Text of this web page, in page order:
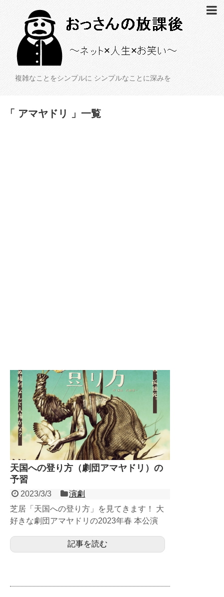
複雑なことをシンプルに シンプルなことに深みを
「 アマヤドリ 」一覧
天国への登り方（劇団アマヤドリ）の
予習
2023/3/3
演劇
芝居「天国への登り方」を見てきます！ 大
好きな劇団アマヤドリの2023年春 本公演
記事を読む